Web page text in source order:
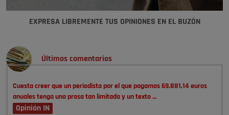
EXPRESA LIBREMENTE TUS OPINIONES EN EL BUZÓN
Últimos comentarios
Cuesta creer que un periodista por el que pagamos 69.881,14 euros
anuales tenga una prosa tan limitada y un texto …
Opinión IN